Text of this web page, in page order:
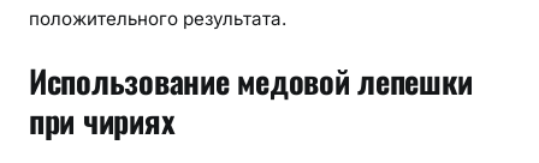
положительного результата.
Использование медовой лепешки
при чириях